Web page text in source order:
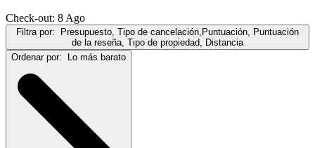
Check-out: 8 Ago
Filtra por:
Presupuesto, Tipo de cancelación,Puntuación, Puntuación
de la reseña, Tipo de propiedad, Distancia
Ordenar por:
Lo más barato